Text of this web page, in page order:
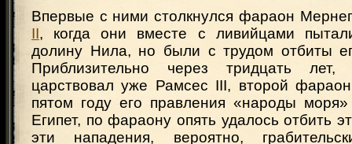
Впервые с ними столкнулся фараон
II, когда они вместе с ливийцами
долину Нила, но были с трудом отбиты
Приблизительно через тридцать
царствовал уже Рамсес III, второй
пятом году его правления «народы
Египет, по фараону опять удалось отбить
эти нападения, вероятно,